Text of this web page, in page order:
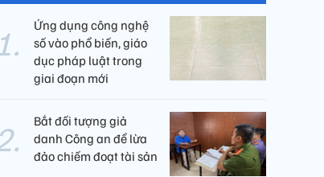
Ứng dụng công nghệ
số vào phổ biến, giáo
dục pháp luật trong
giai đoạn mới
Bắt đối tượng giả
danh Công an để lừa
đảo chiếm đoạt tài sản